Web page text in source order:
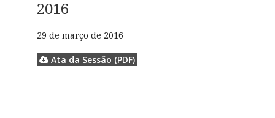
2016
29 de março de 2016
Ata da Sessão (PDF)